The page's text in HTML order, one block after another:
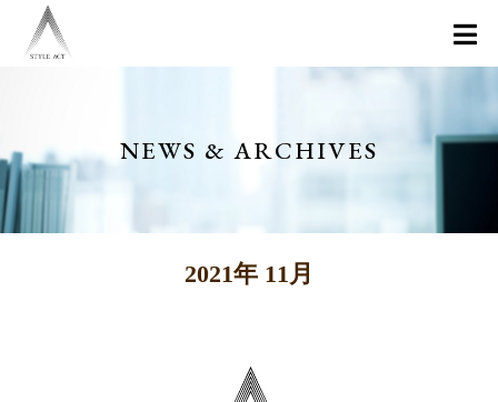
NEWS & ARCHIVES
2021年 11月